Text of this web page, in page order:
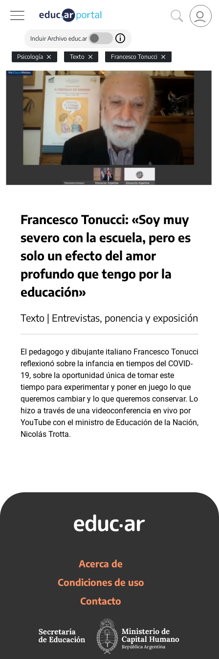
Incluir Archivo educ.ar
Psicología Texto Francesco Tonucci
Francesco Tonucci: «Soy muy
severo con la escuela, pero es
solo un efecto del amor
profundo que tengo por la
educación»
Texto | Entrevistas, ponencia y exposición
El pedagogo y dibujante italiano Francesco Tonucci
reflexionó sobre la infancia en tiempos del COVID-
19, sobre la oportunidad única de tomar este
tiempo para experimentar y poner en juego lo que
queremos cambiar y lo que queremos conservar. Lo
hizo a través de una videoconferencia en vivo por
YouTube con el ministro de Educación de la Nación,
Nicolás Trotta.
Acerca de
Condiciones de uso
Contacto